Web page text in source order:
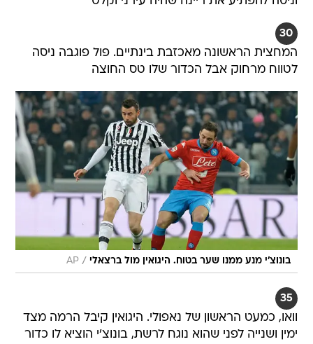
30
המחצית הראשונה מאכזבת בינתיים. פול פוגבה ניסה
לטווח מרחוק אבל הכדור שלו טס החוצה
בונוצ'י מנע ממנו שער בטוח. היגואין מול ברצאלי /
AP
35
וואו, כמעט הראשון של נאפולי. היגואין קיבל הרמה מצד
ימין ושנייה לפני שהוא נוגח לרשת, בונוצ'י הוציא לו כדור